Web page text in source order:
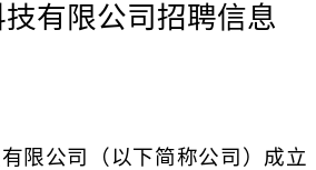
有限公司招聘信息
公司（以下简称公司）成立